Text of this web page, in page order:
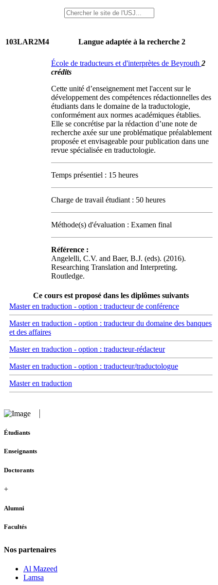
103LAR2M4 Langue adaptée à la recherche 2
École de traducteurs et d'interprètes de Beyrouth 2
crédits
Cette unité d’enseignement met l'accent sur le
développement des compétences rédactionnelles des
étudiants dans le domaine de la traductologie,
conformément aux normes académiques établies.
Elle se concrétise par la rédaction d’une note de
recherche axée sur une problématique préalablement
proposée et envisageable pour publication dans une
revue spécialisée en traductologie.
Temps présentiel : 15 heures
Charge de travail étudiant : 50 heures
Méthode(s) d'évaluation : Examen final
Référence :
Angelelli, C.V. and Baer, B.J. (eds). (2016).
Researching Translation and Interpreting.
Routledge.
Ce cours est proposé dans les diplômes suivants
Master en traduction - option : traducteur de conférence
Master en traduction - option : traducteur du domaine des banques
et des affaires
Master en traduction - option : traducteur-rédacteur
Master en traduction - option : traducteur/traductologue
Master en traduction
Étudiants
Enseignants
Doctorants
+
Alumni
Facultés
Nos partenaires
Al Mazeed
Lamsa